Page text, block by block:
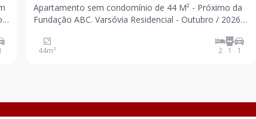
,
Apartamento sem condomínio de 44 M² - Próximo da
Fundação ABC. Varsóvia Residencial - Outubro / 2026 2
de serviço 1 vaga Fácil acesso para Av. Lions, Rodovia
Anchieta, faculdade, comércios
44m² 2 1 1